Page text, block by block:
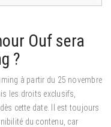
Ouf sera
?
à partir du 25 novembre
les droits exclusifs,
cette date. Il est toujours
du contenu, car